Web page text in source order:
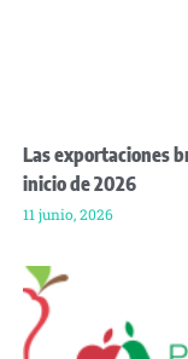
Las exportaciones
inicio de 2026
11 junio, 2026